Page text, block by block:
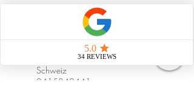
Kontaktangaben
Tribschenstrasse 62, Luzern,
Schweiz
0415340441